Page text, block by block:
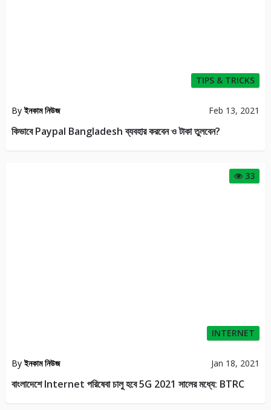
TIPS & TRICKS
Byইনকাম নিউজ Feb 13, 2021
কিভাবে Paypal Bangladesh ব্যবহার করবেন ও টাকা তুলবেন?
33
INTERNET
Byইনকাম নিউজ Jan 18, 2021
বাংলাদেশে Internet পরিষেবা চালু হবে 5G 2021 সালের মধ্যে: BTRC